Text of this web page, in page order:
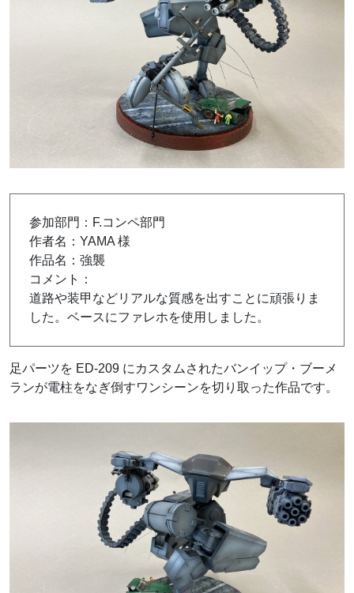
参加部門：F.コンペ部門
作者名：YAMA 様
作品名：強襲
コメント：
道路や装甲などリアルな質感を出すことに頑張りま
した。ベースにファレホを使用しました。
足パーツを ED-209 にカスタムされたバンイップ・ブーメ
ランが電柱をなぎ倒すワンシーンを切り取った作品です。